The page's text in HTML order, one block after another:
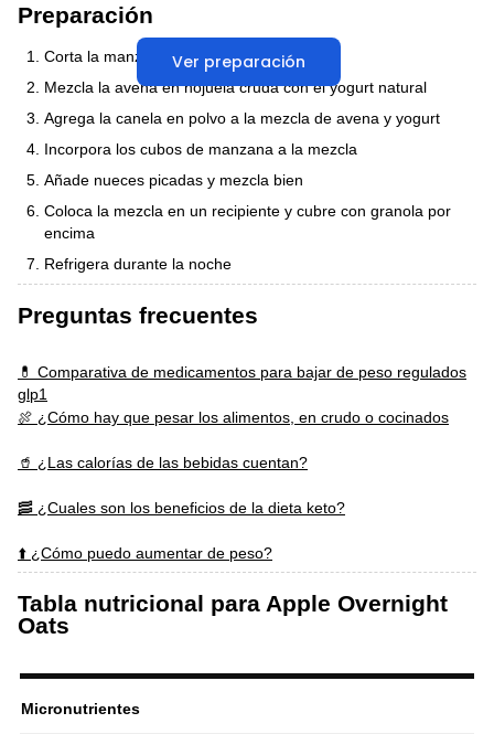
Ver preparación
Preparación
Corta la manzana en cubos pequeños
Mezcla la avena en hojuela cruda con el yogurt natural
Agrega la canela en polvo a la mezcla de avena y yogurt
Incorpora los cubos de manzana a la mezcla
Añade nueces picadas y mezcla bien
Coloca la mezcla en un recipiente y cubre con granola por
encima
Refrigera durante la noche
Preguntas frecuentes
💊 Comparativa de medicamentos para bajar de peso regulados
glp1
🍖 ¿Cómo hay que pesar los alimentos, en crudo o cocinados
🥤 ¿Las calorías de las bebidas cuentan?
🥓 ¿Cuales son los beneficios de la dieta keto?
⬆️ ¿Cómo puedo aumentar de peso?
Tabla nutricional para Apple Overnight
Oats
Micronutrientes